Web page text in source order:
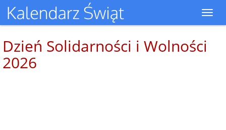
Dzień Solidarności i Wolności
2026